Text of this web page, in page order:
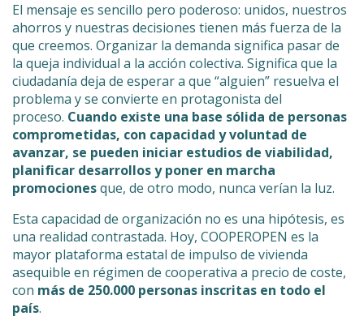
El mensaje es sencillo pero poderoso: unidos, nuestros
ahorros y nuestras decisiones tienen más fuerza de la
que creemos. Organizar la demanda significa pasar de
la queja individual a la acción colectiva. Significa que la
ciudadanía deja de esperar a que “alguien” resuelva el
problema y se convierte en protagonista del
proceso. Cuando existe una base sólida de personas
comprometidas, con capacidad y voluntad de
avanzar, se pueden iniciar estudios de viabilidad,
planificar desarrollos y poner en marcha
promocionesque, de otro modo, nunca verían la luz.
Esta capacidad de organización no es una hipótesis, es
una realidad contrastada. Hoy, COOPEROPEN es la
mayor plataforma estatal de impulso de vivienda
asequible en régimen de cooperativa a precio de coste,
con más de 250.000 personas inscritas en todo el
país.